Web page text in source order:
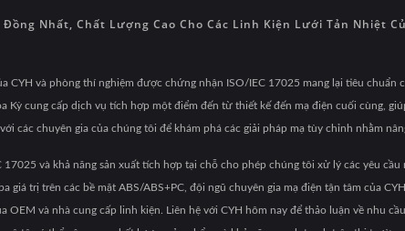
Nhất, Chất Lượng Cao Cho Các Linh Kiện Lưới Tản Nhiệt
CYH và phòng thí nghiệm được chứng nhận ISO/IEC 17025 mang lại tiêu
Kỳ cung cấp dịch vụ tích hợp một điểm đến từ thiết kế đến mạ điện cuối cùng,
các chuyên gia của chúng tôi để khám phá các giải pháp mạ tùy chỉnh nhằm
và khả năng sản xuất tích hợp tại chỗ cho phép chúng tôi xử lý các yêu
giá trị trên các bề mặt ABS/ABS+PC, đội ngũ chuyên gia mạ điện tận tâm của
và nhà cung cấp linh kiện. Liên hệ với CYH hôm nay để thảo luận về nhu